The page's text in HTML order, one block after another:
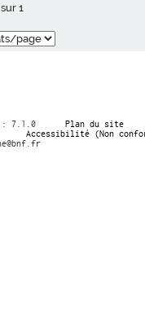
sur 1
: 7.1.0 Plan du site
Accessibilité (Non